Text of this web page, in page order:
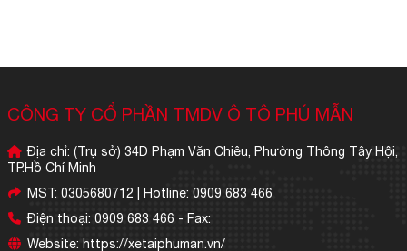
CÔNG TY CỔ PHẦN TMDV Ô TÔ PHÚ MẪN
Địa chỉ: (Trụ sở) 34D Phạm Văn Chiêu, Phường Thông Tây Hội,
TP.Hồ Chí Minh
MST: 0305680712 | Hotline: 0909 683 466
Điện thoại: 0909 683 466 - Fax:
Website: https://xetaiphuman.vn/